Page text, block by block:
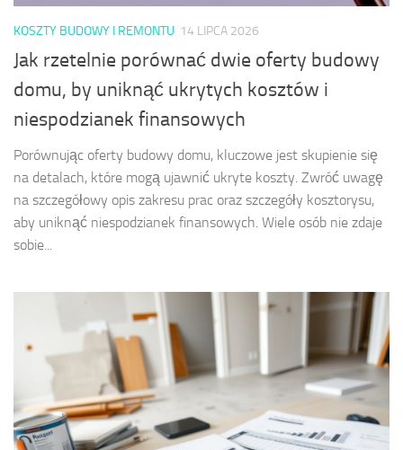
KOSZTY BUDOWY I REMONTU 14 LIPCA 2026
Jak rzetelnie porównać dwie oferty budowy
domu, by uniknąć ukrytych kosztów i
niespodzianek finansowych
Porównując oferty budowy domu, kluczowe jest skupienie się
na detalach, które mogą ujawnić ukryte koszty. Zwróć uwagę
na szczegółowy opis zakresu prac oraz szczegóły kosztorysu,
aby uniknąć niespodzianek finansowych. Wiele osób nie zdaje
sobie...